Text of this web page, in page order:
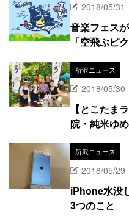
2018/05/31
音楽フェス
「空飛ぶピ
所沢ニュース
2018/05/30
【とこたま
院・純米ゆ
所沢ニュース
2018/05/29
iPhone水没
3つのこと